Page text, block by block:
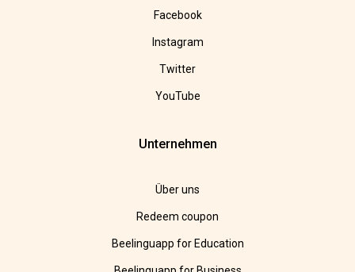
Facebook
Instagram
Twitter
YouTube
Unternehmen
Über uns
Redeem coupon
Beelinguapp for Education